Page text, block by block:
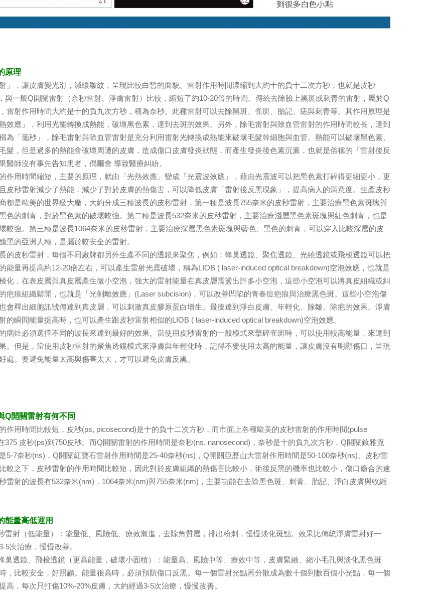
原理
，讓皮膚變光滑，減緩皺紋，呈現比較白皙的面貌。雷射作用時間濃縮到大約十的負十二次方秒，也就是皮秒
與一般Q開關雷射（奈秒雷射、淨膚雷射）比較，縮短了約10-20倍的時間。傳統去除臉上黑斑或刺青的雷射，屬於Q
雷射作用時間大約是十的負九次方秒，稱為奈秒。此種雷射可以去除黑斑、雀斑、胎記、痣與刺青等。其作用原理是
熱效應」，利用光能轉換成熱能，破壞黑色素，達到去斑的效果。另外，除毛雷射與除血管雷射的作用時間較長，達到
為「毫秒」，除毛雷射與除血管雷射是充分利用雷射光轉換成熱能來破壞毛髮幹細胞與血管。熱能可以破壞黑色素、
髮，但是過多的熱能會破壞周遭的皮膚，造成傷口皮膚發炎狀態，而產生發炎後色素沉澱，也就是俗稱的「雷射後反
醫師沒有事先告知患者，偶爾會 導致醫療糾紛。
用時間縮短，主要的原理，就由「光熱效應」變成「光震波效應」，藉由光震波可以把黑色素打碎得更細更小，更
皮秒雷射減少了熱能，減少了對於皮膚的熱傷害，可以降低皮膚「雷射後反黑現象」，提高病人的滿意度。生產皮秒
都是歐美的世界級大廠，大約分成三種波長的皮秒雷射，第一種是波長755奈米的皮秒雷射，主要治療黑色素斑塊與
色的刺青，對於黑色素的破壞較強。第二種是波長532奈米的皮秒雷射，主要治療淺層黑色素斑塊與紅色刺青，也是
較強。第三種是波長1064奈米的皮秒雷射，主要治療深層黑色素斑塊與藍色、黑色的刺青，可以穿入比較深層的皮
黑的亞洲人種，是屬於較安全的雷射。
皮秒雷射，每個不同廠牌都另外生產不同的透鏡來聚焦，例如：蜂巢透鏡、聚焦透鏡、光繞透鏡或飛梭透鏡可以把
能量再提高約12-20倍左右，可以產生雷射光震破壞，稱為LIOB ( laser-induced optical breakdown)空泡效應，也就是
化，在表皮層與真皮層產生微小空泡，強大的雷射能量在真皮層震盪出許多小空泡，這些小空泡可以將真皮組織或糾
疤痕組織鬆開，也就是「光剝離效應」(Laser subcision)，可以改善凹陷的青春痘疤痕與治療黑色斑。這些小空泡傷
會釋出細胞訊號傳達到真皮層，可以刺激真皮膠原蛋白增生。最後達到淨白皮膚、年輕化、除皺、除疤的效果。淨膚
的瞬間能量提高時，也可以產生跟皮秒雷射相似的LIOB ( laser-induced optical breakdown)空泡效應。
灶必須選擇不同的波長來達到最好的效果。當使用皮秒雷射的一般模式來擊碎雀斑時，可以使用較高能量，來達到
。但是，當使用皮秒雷射的聚焦透鏡模式來淨膚與年輕化時，記得不要使用太高的能量，讓皮膚沒有明顯傷口，呈現
處。要避免能量太高與傷害太大，才可以避免皮膚反黑。
Q開關雷射有何不同
用時間比較短，皮秒(ps, picosecond)是十的負十二次方秒，而市面上各種歐美的皮秒雷射的作用時間(pulse
375 皮秒(ps)到750皮秒。而Q開關雷射的作用時間是奈秒(ns, nanosecond)，奈秒是十的負九次方秒，Q開關釹雅克
5-7奈秒(ns)，Q開關紅寶石雷射作用時間是25-40奈秒(ns)，Q開關亞歷山大雷射作用時間是50-100奈秒(ns)。皮秒雷
較之下，皮秒雷射的作用時間比較短，因此對於皮膚組織的熱傷害比較小，術後反黑的機率也比較小，傷口癒合的速
雷射的波長有532奈米(nm)，1064奈米(nm)與755奈米(nm)，主要功能在去除黑色斑、刺青、胎記、淨白皮膚與收縮
能量高低運用
雷射（低能量）：能量低、風險低、療效漸進，去除角質層，排出粉刺，慢慢淡化斑點。效果比傳統淨膚雷射好一
5次治療，慢慢改善。
巢透鏡、飛梭透鏡（更高能量，破壞小面積）：能量高、風險中等、療效中等，皮膚緊緻、縮小毛孔與淡化黑色斑
，比較安全，好照顧。能量很高時，必須預防傷口反黑。每一個雷射光點再分散成為數十個到數百個小光點，每一個
高，每次只打傷10%-20%皮膚，大約經過3-5次治療，慢慢改善。